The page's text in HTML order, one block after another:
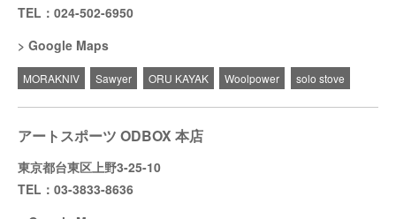
TEL：024-502-6950
Google Maps
MORAKNIV Sawyer ORU KAYAK Woolpower solo stove
アートスポーツ ODBOX 本店
東京都台東区上野3-25-10
TEL：03-3833-8636